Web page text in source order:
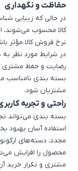
حفاظت و نگهداری
در حالی که زیبایی
کالا محسوب می‌شوند،
نرخ فروش کالا مؤثر
در شرایط مورد نظر
رضایت و حفظ
بسته بندی نامناسب
مشتریان شود.
راحتی و تجربه
بسته بندی می‌تواند
استفاده آسان بهبود
مجدد، دسته‌های
محصول را افزایش
مشتری و تکرار خرید